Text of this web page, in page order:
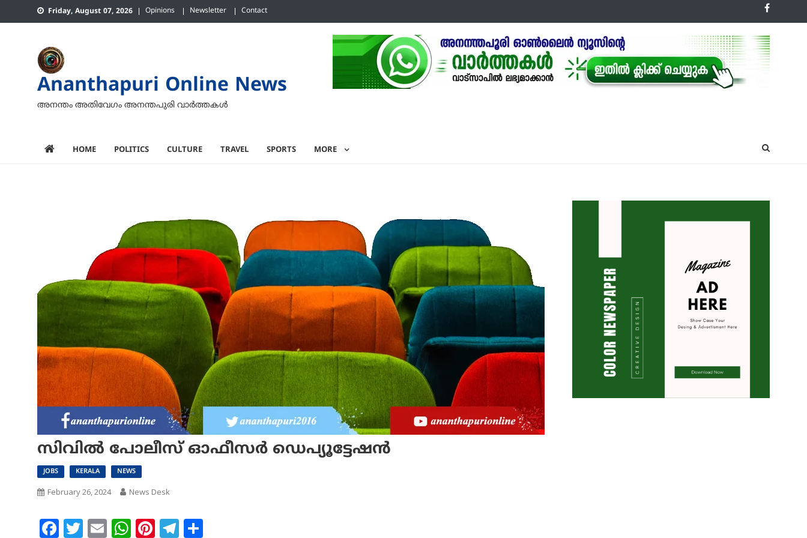
to
Friday, August 07, 2026 Opinions Newsletter Contact
Ananthapuri Online News
അനന്തം അതിവേഗം അനന്തപുരി വാര്‍ത്തകള്‍
HOME POLITICS CULTURE TRAVEL SPORTS MORE
സിവില്‍ പോലീസ് ഓഫീസര്‍ ഡെപ്യൂട്ടേഷന്‍
JOBS KERALA NEWS
February 26, 2024 News Desk
Facebook
Twitter
EmailWhatsApp
Pinterest
Telegram